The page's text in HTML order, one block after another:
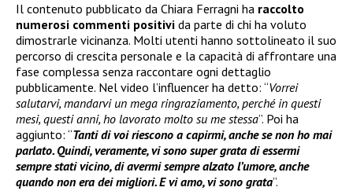
Il contenuto pubblicato da Chiara Ferragni ha raccolto
numerosi commenti positivi da parte di chi ha voluto
dimostrarle vicinanza. Molti utenti hanno sottolineato il suo
percorso di crescita personale e la capacità di affrontare una
fase complessa senza raccontare ogni dettaglio
pubblicamente. Nel video l’influencer ha detto: “Vorrei
salutarvi, mandarvi un mega ringraziamento, perché in questi
mesi, questi anni, ho lavorato molto su me stessa”. Poi ha
aggiunto: “Tanti di voi riescono a capirmi, anche se non ho mai
parlato. Quindi, veramente, vi sono super grata di essermi
sempre stati vicino, di avermi sempre alzato l’umore, anche
quando non era dei migliori. E vi amo, vi sono grata”.